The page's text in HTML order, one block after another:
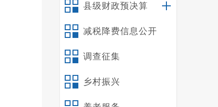
县级财政预决算
减税降费信息公开
调查征集
乡村振兴